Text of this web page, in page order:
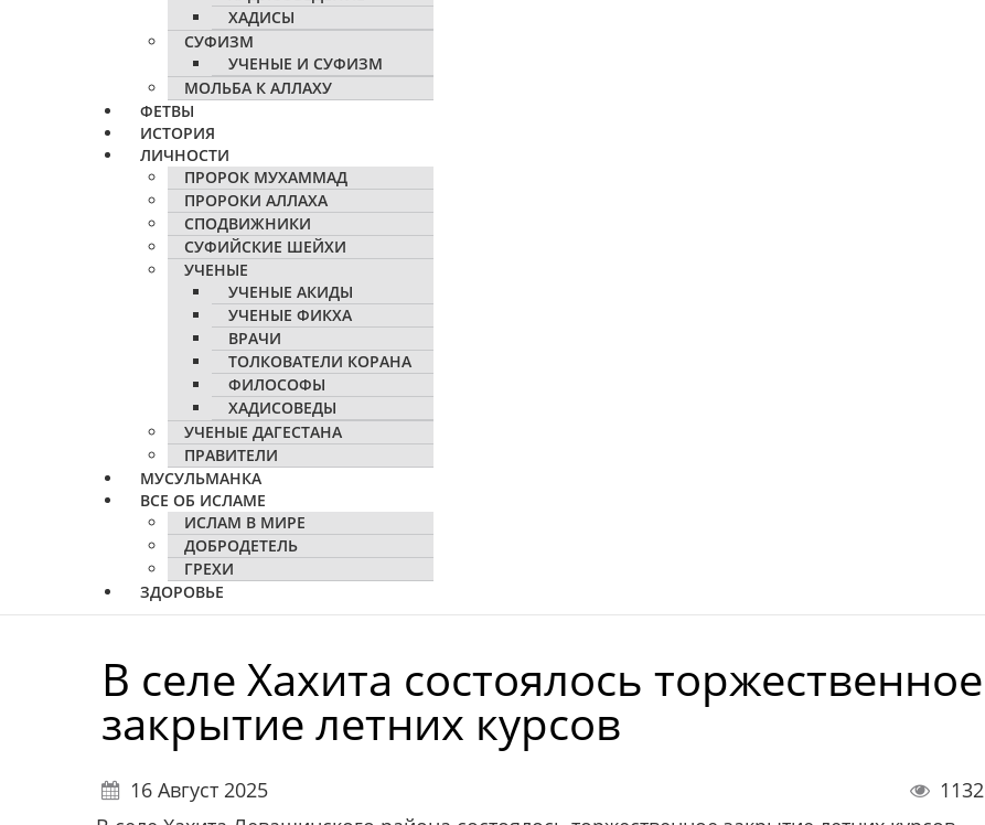
ХАДИСЫ
СУФИЗМ
УЧЕНЫЕ И СУФИЗМ
МОЛЬБА К АЛЛАХУ
ФЕТВЫ
ИСТОРИЯ
ЛИЧНОСТИ
ПРОРОК МУХАММАД
ПРОРОКИ АЛЛАХА
СПОДВИЖНИКИ
СУФИЙСКИЕ ШЕЙХИ
УЧЕНЫЕ
УЧЕНЫЕ АКИДЫ
УЧЕНЫЕ ФИКХА
ВРАЧИ
ТОЛКОВАТЕЛИ КОРАНА
ФИЛОСОФЫ
ХАДИСОВЕДЫ
УЧЕНЫЕ ДАГЕСТАНА
ПРАВИТЕЛИ
МУСУЛЬМАНКА
ВСЕ ОБ ИСЛАМЕ
ИСЛАМ В МИРЕ
ДОБРОДЕТЕЛЬ
ГРЕХИ
ЗДОРОВЬЕ
В селе Хахита состоялось торжественное
закрытие летних курсов
16 Август 2025
1132